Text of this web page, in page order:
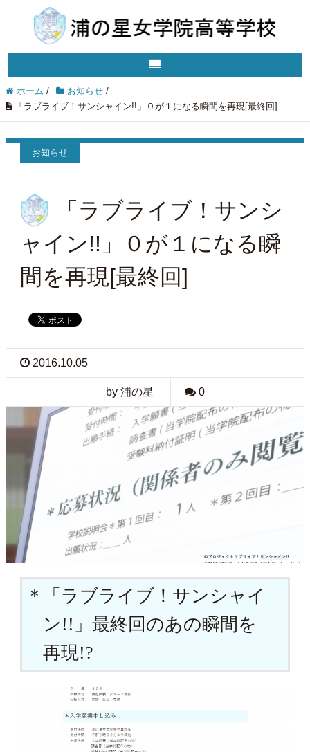
ホーム / お知らせ /
「ラブライブ！サンシャイン!!」０が１になる瞬間を再現[最終回]
お知らせ
「ラブライブ！サンシ
ャイン!!」０が１になる瞬
間を再現[最終回]
2016.10.05
by 浦の星 0
「ラブライブ！サンシャイ
ン!!」最終回のあの瞬間を
再現!?